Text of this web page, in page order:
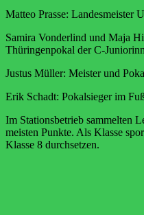
Matteo Prasse: Landesmeister
Samira Vonderlind und Maja
Thüringenpokal der C-
Justus Müller: Meister und
Erik Schadt: Pokalsieger im
Im Stationsbetrieb sammelten
meisten Punkte. Als Klasse
Klasse 8 durchsetzen.